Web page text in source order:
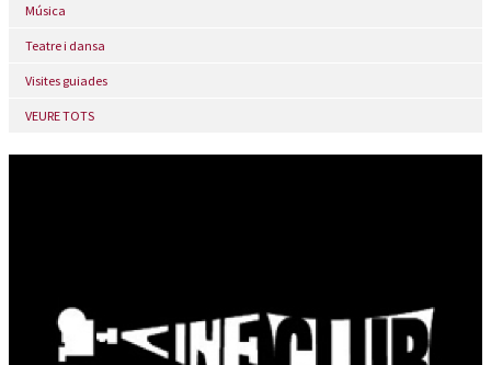
Música
Teatre i dansa
Visites guiades
VEURE TOTS